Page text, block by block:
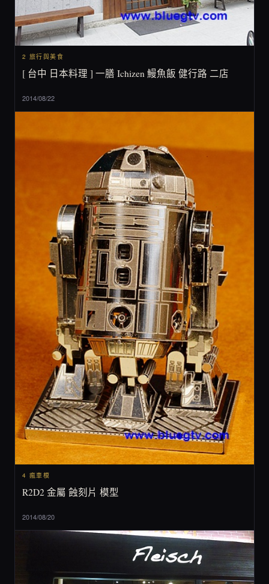
2 旅行與美食
[ 台中 日本料理 ] 一膳 Ichizen 鰻魚飯 健行路 二店
2014/08/22
4 瘋車模
R2D2 金屬 蝕刻片 模型
2014/08/20